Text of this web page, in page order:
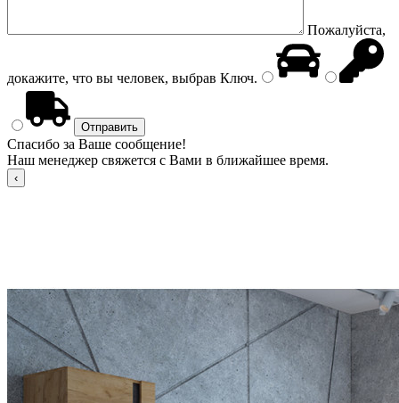
Пожалуйста,
докажите, что вы человек, выбрав Ключ.
Спасибо за Ваше сообщение!
Наш менеджер свяжется с Вами в ближайшее время.